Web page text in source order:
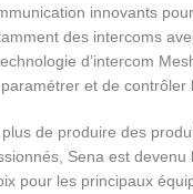
innovants
des intercoms
d’intercom
et de contrôler
plus de produire des
Sena est
pour les principaux